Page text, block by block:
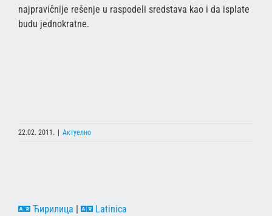
najpravičnije rešenje u raspodeli sredstava kao i da isplate
budu jednokratne.
22.02. 2011. Актуелно
Ћирилица Latinica